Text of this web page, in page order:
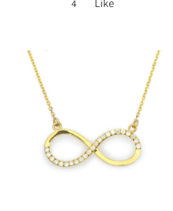
4